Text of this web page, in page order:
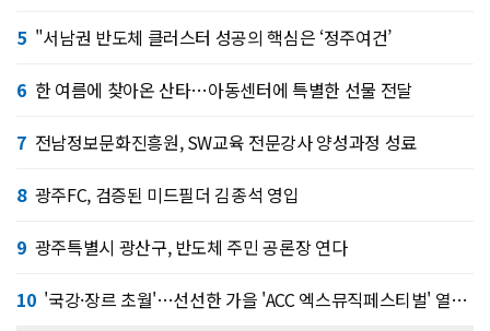
5 "서남권 반도체 클러스터 성공의 핵심은 ‘정주여건’
6 한 여름에 찾아온 산타…아동센터에 특별한 선물 전달
7 전남정보문화진흥원, SW교육 전문강사 양성과정 성료
8 광주FC, 검증된 미드필더 김종석 영입
9 광주특별시 광산구, 반도체 주민 공론장 연다
10 '국강·장르 초월'…선선한 가을 'ACC 엑스뮤직페스티벌' 열린다